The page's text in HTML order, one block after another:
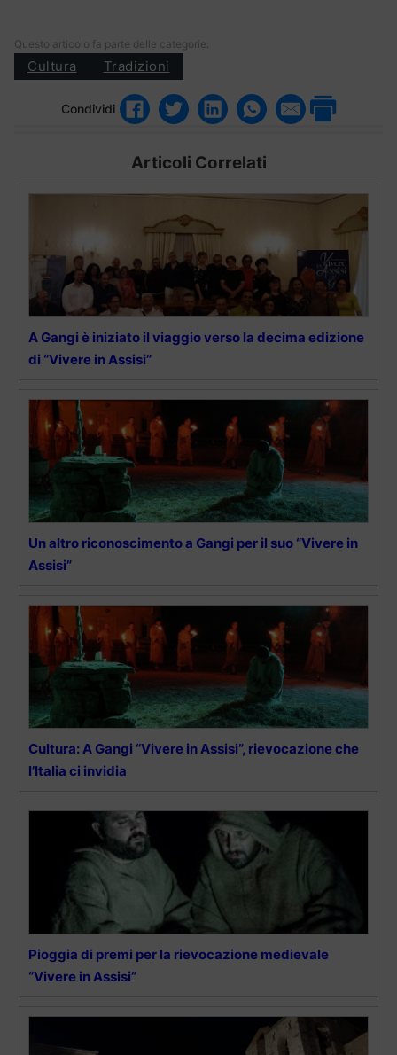
Questo articolo fa parte delle categorie:
Cultura Tradizioni
Condividi
Articoli Correlati
A Gangi è iniziato il viaggio verso la decima edizione
di “Vivere in Assisi”
Un altro riconoscimento a Gangi per il suo “Vivere in
Assisi”
Cultura: A Gangi “Vivere in Assisi”, rievocazione che
l’Italia ci invidia
Pioggia di premi per la rievocazione medievale
“Vivere in Assisi”